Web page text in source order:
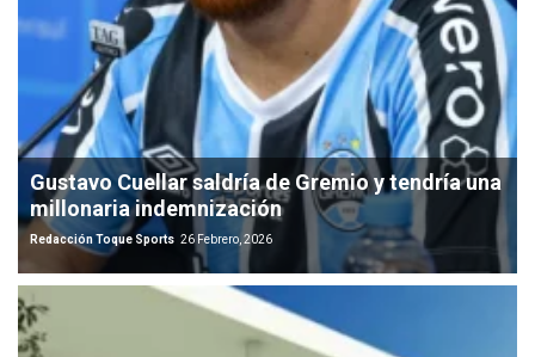
Gustavo Cuellar saldría de Gremio y tendría una
millonaria indemnización
Redacción Toque Sports 26 Febrero, 2026